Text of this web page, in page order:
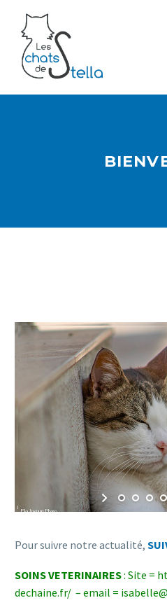
Pour suivre notre actualité,
SOINS VETERINAIRES: Site =
dechaine.fr/ – email =